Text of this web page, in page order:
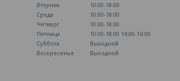
Вторник
10:00-18:00
Среда
10:00-18:00
Четверг
10:00-18:00
Пятница
10:00-18:00 14:00-16:00
Суббота
Выходной
Воскресенье
Выходной